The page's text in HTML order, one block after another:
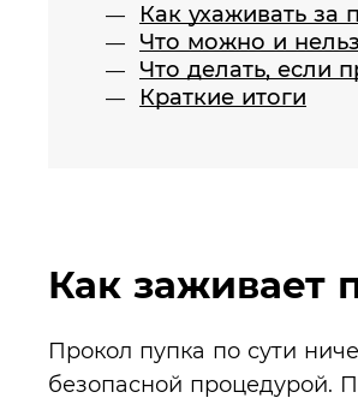
Как ухаживать за
Что можно и
Что делать, если
Краткие итоги
Как заживает
Прокол пупка по сути
безопасной процедурой.